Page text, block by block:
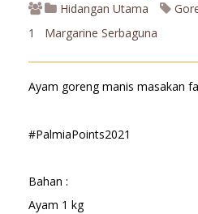
1
Hidangan Utama
Margarine Serbaguna
Ayam goreng manis masakan
#PalmiaPoints2021
Bahan :
Ayam 1 kg